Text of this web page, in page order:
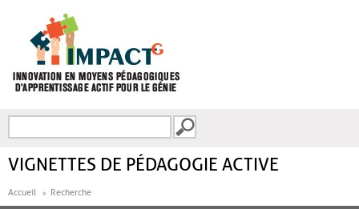
FORMULAIRE DE
VIGNETTES DE PÉDAGOGIE ACTIVE
Accueil Recherche